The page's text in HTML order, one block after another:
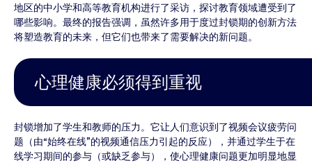
地区的中小学和高等教育机构进行了采访，探讨教育领域遭受到了
哪些影响。最终的报告强调，虽然许多用于度过封锁期的创新方法
将塑造教育的未来，但它们也带来了需要解决的新问题。
心理健康必须得到重视
封锁增加了学生和教师的压力。它让人们意识到了视频会议疲劳问
题（由“始终在线”的视频通信压力引起的反应），并通过学生于在
线学习期间的参与（或缺乏参与），使心理健康问题更加明显地显